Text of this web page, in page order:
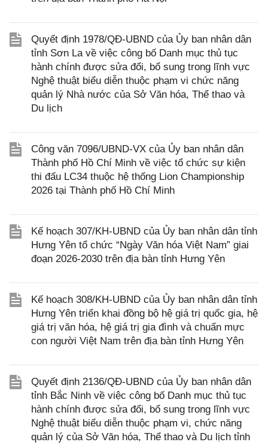
Quyết định 1978/QĐ-UBND của Ủy ban nhân dân
tỉnh Sơn La về việc công bố Danh mục thủ tục
hành chính được sửa đổi, bổ sung trong lĩnh vực
Nghệ thuật biểu diễn thuộc phạm vi chức năng
quản lý Nhà nước của Sở Văn hóa, Thể thao và
Du lịch
Công văn 7096/UBND-VX của Ủy ban nhân dân
Thành phố Hồ Chí Minh về việc tổ chức sự kiện
thi đấu LC34 thuộc hệ thống Lion Championship
2026 tại Thành phố Hồ Chí Minh
Kế hoạch 307/KH-UBND của Ủy ban nhân dân tỉnh
Hưng Yên tổ chức “Ngày Văn hóa Việt Nam” giai
đoạn 2026-2030 trên địa bàn tỉnh Hưng Yên
Kế hoạch 308/KH-UBND của Ủy ban nhân dân tỉnh
Hưng Yên triển khai đồng bộ hệ giá trị quốc gia, hệ
giá trị văn hóa, hệ giá trị gia đình và chuẩn mực
con người Việt Nam trên địa bàn tỉnh Hưng Yên
Quyết định 2136/QĐ-UBND của Ủy ban nhân dân
tỉnh Bắc Ninh về việc công bố Danh mục thủ tục
hành chính được sửa đổi, bổ sung trong lĩnh vực
Nghệ thuật biểu diễn thuộc phạm vi, chức năng
quản lý của Sở Văn hóa, Thể thao và Du lịch tỉnh